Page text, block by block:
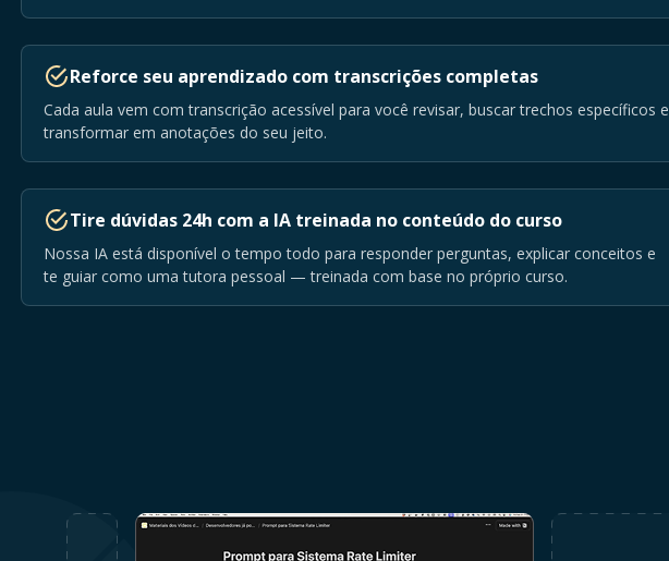
Reforce seu aprendizado com transcrições completas
Cada aula vem com transcrição acessível para você revisar, buscar trechos específicos e
transformar em anotações do seu jeito.
Tire dúvidas 24h com a IA treinada no conteúdo do curso
Nossa IA está disponível o tempo todo para responder perguntas, explicar conceitos e
te guiar como uma tutora pessoal — treinada com base no próprio curso.